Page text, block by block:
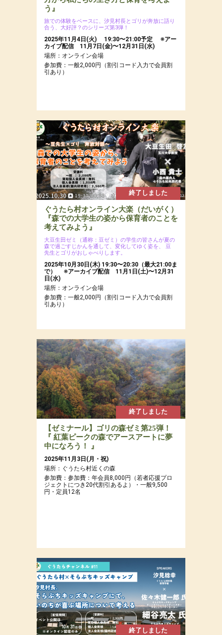
う』
旅での体験をベースに、汐見村長とゴリが奔放に語り
合う、大好評？のシリーズ第3弾！
2025年11月4日(火) 19:30〜21:00予定 ※アー
カイブ配信 11月7日(金)〜12月31日(水)
場所：オンライン会場
参加費：一般2,000円（割引コード入力で会員割
引あり）
終了しました
ぐうたら村オンライン大楽（だいがく）
『森での大学生の姿から保育者のことを
考えてみよう』
大豆生田ゼミ（通称：豆ゼミ）の学生の皆さんが夏の
森で過ごすじかんを通して、変化してゆく姿を、
豆
先生とゴリがおしゃべりします。
2025年10月30日(木) 19:30〜20:30（最大21:00ま
で） ※アーカイブ配信 11月1日(土)〜12月31
日(水)
場所：オンライン会場
参加費：一般2,000円（割引コード入力で会員割
引あり）
終了しました
【ゼミナール】ゴリの森ゼミ第25弾！
『 紅葉ピークの森でアースアートに夢
中になろう！ 』
2025年11月3日(月・祝)
場所：ぐうたら村近くの森
参加費：参加費：年会員8,000円（若者応援プロ
ジェクトにつき20代割引あるよ）・一般9,500
円・定員12名
終了しました